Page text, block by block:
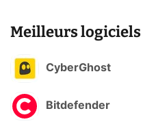
Meilleurs logiciels
CyberGhost
Bitdefender